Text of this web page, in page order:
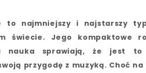
to najmniejszy i najstarszy
świecie. Jego kompaktowe
nauka sprawiają, że jest
przygodę z muzyką. Choć